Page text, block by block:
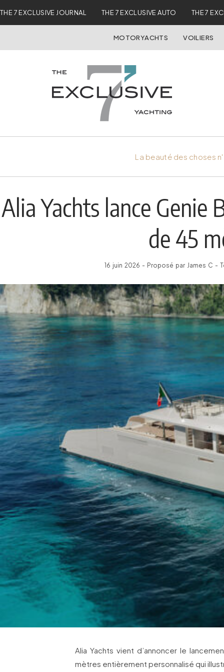
THE 7 EXCLUSIVE JOURNAL THE 7 EXCLUSIVE AUTO THE 7
MOTORYACHTS VOILIERS
La beauté des choses
Alia Yachts lance Genie
de 45
16 juin 2026 - Proposé par James C -
Alia Yachts vient d’annoncer le
mètres entièrement personnalisé qui